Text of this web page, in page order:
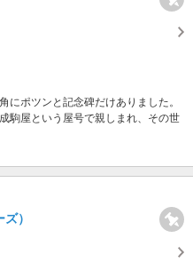
にポツンと記念碑だけありました。
駒屋という屋号で親しまれ、その世
）